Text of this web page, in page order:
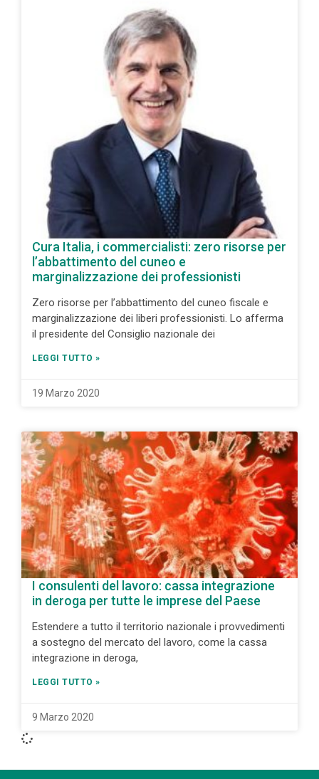
Cura Italia, i commercialisti: zero risorse per
l’abbattimento del cuneo e
marginalizzazione dei professionisti
Zero risorse per l’abbattimento del cuneo fiscale e
marginalizzazione dei liberi professionisti. Lo afferma
il presidente del Consiglio nazionale dei
LEGGI TUTTO »
19 Marzo 2020
I consulenti del lavoro: cassa integrazione
in deroga per tutte le imprese del Paese
Estendere a tutto il territorio nazionale i provvedimenti
a sostegno del mercato del lavoro, come la cassa
integrazione in deroga,
LEGGI TUTTO »
9 Marzo 2020